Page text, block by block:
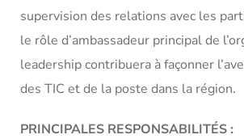
supervision des relations avec les
le rôle d’ambassadeur principal de
leadership contribuera à façonner
des TIC et de la poste dans la région.
PRINCIPALES RESPONSABILITÉS :